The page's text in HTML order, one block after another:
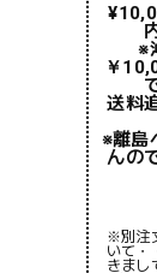
※
￥
送料
※離島
んの
※別注
いて・
きまし